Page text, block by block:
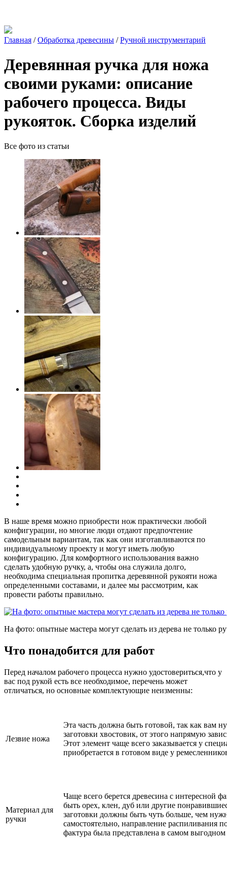
Главная /Обработка древесины /Ручной инструментарий
Деревянная ручка для ножа
своими руками: описание
рабочего процесса. Виды
рукояток. Сборка изделий
Все фото из статьи
В наше время можно приобрести нож практически любой
конфигурации, но многие люди отдают предпочтение
самодельным вариантам, так как они изготавливаются по
индивидуальному проекту и могут иметь любую
конфигурацию. Для комфортного использования важно
сделать удобную ручку, а, чтобы она служила долго,
необходима специальная пропитка деревянной рукояти ножа
определенными составами, и далее мы рассмотрим, как
провести работы правильно.
На фото: опытные мастера могут сделать из дерева не только
Что понадобится для работ
Перед началом рабочего процесса нужно удостовериться,что у
вас под рукой есть все необходимое, перечень может
отличаться, но основные комплектующие неизменны:
Лезвие ножа
Эта часть должна быть готовой, так как вам
заготовки хвостовик, от этого напрямую
Этот элемент чаще всего заказывается у
приобретается в готовом виде у
Материал для
ручки
Чаще всего берется древесина с интересной
быть орех, клен, дуб или другие
заготовки должны быть чуть больше, чем
самостоятельно, направление распиливания
фактура была представлена в самом выгодном